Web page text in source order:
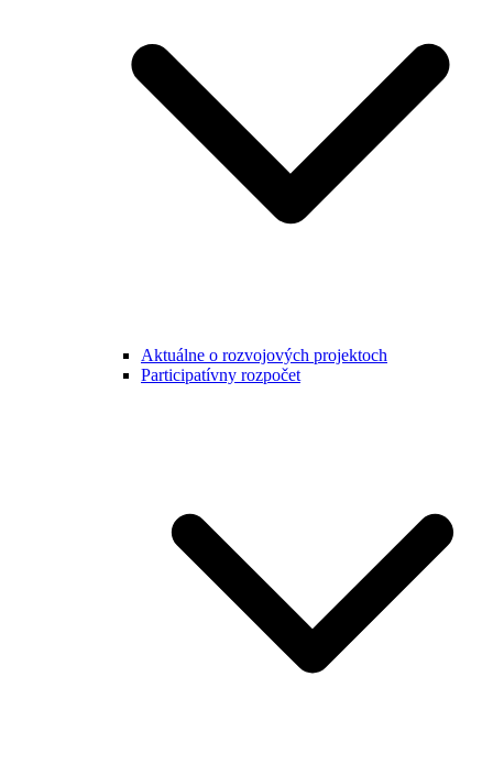
Aktuálne o rozvojových projektoch
Participatívny rozpočet